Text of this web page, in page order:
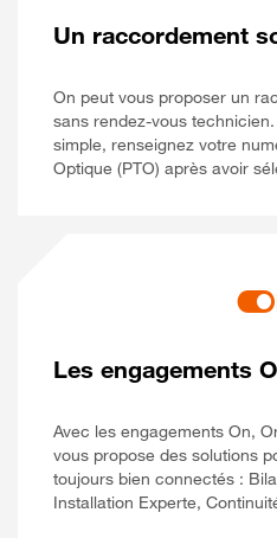
Un raccordement
On peut vous proposer un
sans rendez-vous
simple, renseignez votre
Optique (PTO) après avoir
Les engagements
Avec les engagements On,
vous propose des solutions
toujours bien connectés :
Installation Experte,